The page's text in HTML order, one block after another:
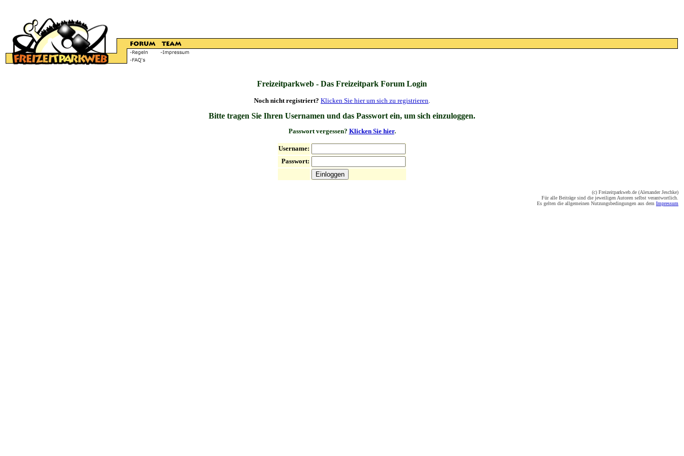
Freizeitparkweb - Das Freizeitpark Forum Login
Noch nicht registriert? Klicken Sie hier um sich zu registrieren.
Bitte tragen Sie Ihren Usernamen und das Passwort ein, um sich einzuloggen.
Passwort vergessen? Klicken Sie hier.
Username:
Passwort:
(c) Freizeitparkweb.de (Alexander Jeschke)
Für alle Beiträge sind die jeweiligen Autoren selbst verantwortlich.
Es gelten die allgemeinen Nutzungsbedingungen aus dem Impressum